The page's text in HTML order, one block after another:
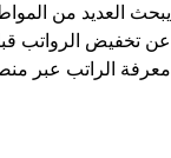
يبحث العديد من
عن تخفيض الرواتب
معرفة الراتب عبر